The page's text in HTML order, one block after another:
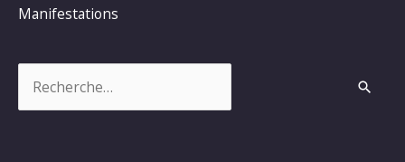
Manifestations